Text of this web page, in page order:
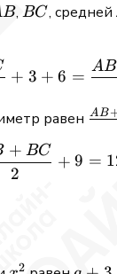
B,BC
BC,
P =
+ 3 + 6 =
AB
равен AB
P =
2
+ BC
+ 9 =
2